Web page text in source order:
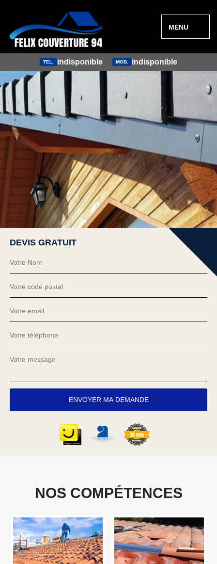
MENU
TEL. indisponible MOB. indisponible
DEVIS GRATUIT
NOS COMPÉTENCES